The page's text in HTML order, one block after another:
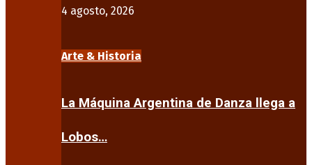
4 agosto, 2026
Arte & Historia
La Máquina Argentina de Danza llega a
Lobos…